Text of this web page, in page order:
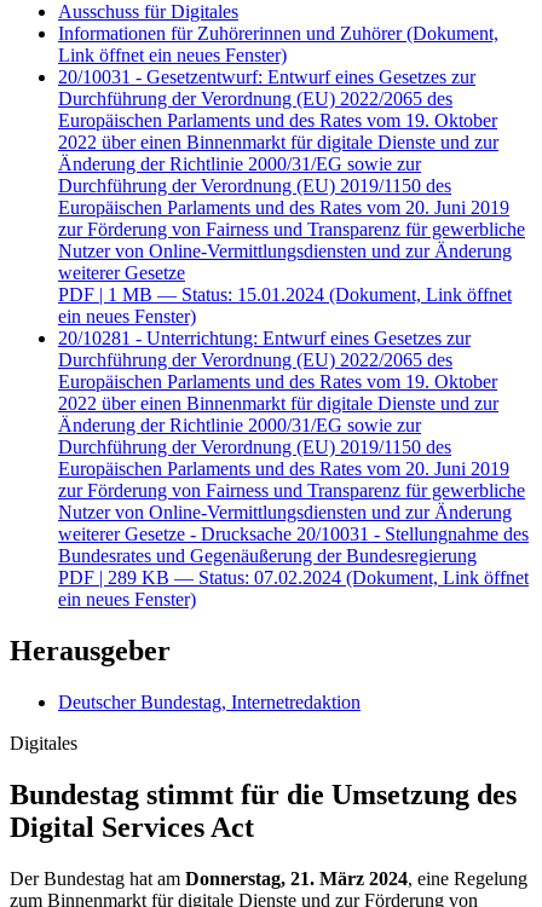
Ausschuss für Digitales
Informationen für Zuhörerinnen und Zuhörer(Dokument,
Link öffnet ein neues Fenster)
20/10031 - Gesetzentwurf: Entwurf eines Gesetzes zur
Durchführung der Verordnung (EU) 2022/2065 des
Europäischen Parlaments und des Rates vom 19. Oktober
2022 über einen Binnenmarkt für digitale Dienste und zur
Änderung der Richtlinie 2000/31/EG sowie zur
Durchführung der Verordnung (EU) 2019/1150 des
Europäischen Parlaments und des Rates vom 20. Juni 2019
zur Förderung von Fairness und Transparenz für gewerbliche
Nutzer von Online-Vermittlungsdiensten und zur Änderung
weiterer Gesetze
PDF | 1 MB — Status: 15.01.2024 (Dokument, Link öffnet
ein neues Fenster)
20/10281 - Unterrichtung: Entwurf eines Gesetzes zur
Durchführung der Verordnung (EU) 2022/2065 des
Europäischen Parlaments und des Rates vom 19. Oktober
2022 über einen Binnenmarkt für digitale Dienste und zur
Änderung der Richtlinie 2000/31/EG sowie zur
Durchführung der Verordnung (EU) 2019/1150 des
Europäischen Parlaments und des Rates vom 20. Juni 2019
zur Förderung von Fairness und Transparenz für gewerbliche
Nutzer von Online-Vermittlungsdiensten und zur Änderung
weiterer Gesetze - Drucksache 20/10031 - Stellungnahme des
Bundesrates und Gegenäußerung der Bundesregierung
PDF | 289 KB — Status: 07.02.2024 (Dokument, Link öffnet
ein neues Fenster)
Herausgeber
Deutscher Bundestag, Internetredaktion
Digitales
Bundestag stimmt für die Umsetzung des
Digital Services Act
Der Bundestag hat am Donnerstag, 21. März 2024, eine Regelung
zum Binnenmarkt für digitale Dienste und zur Förderung von